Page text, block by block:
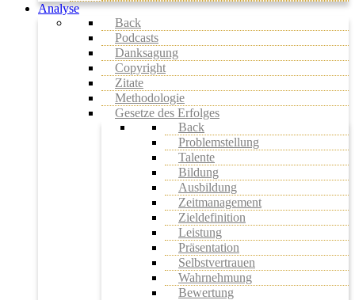
Analyse
Back
Podcasts
Danksagung
Copyright
Zitate
Methodologie
Gesetze des Erfolges
Back
Problemstellung
Talente
Bildung
Ausbildung
Zeitmanagement
Zieldefinition
Leistung
Präsentation
Selbstvertrauen
Wahrnehmung
Bewertung